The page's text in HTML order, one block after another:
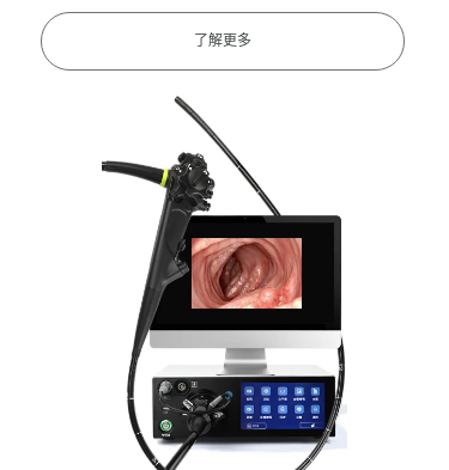
了解更多